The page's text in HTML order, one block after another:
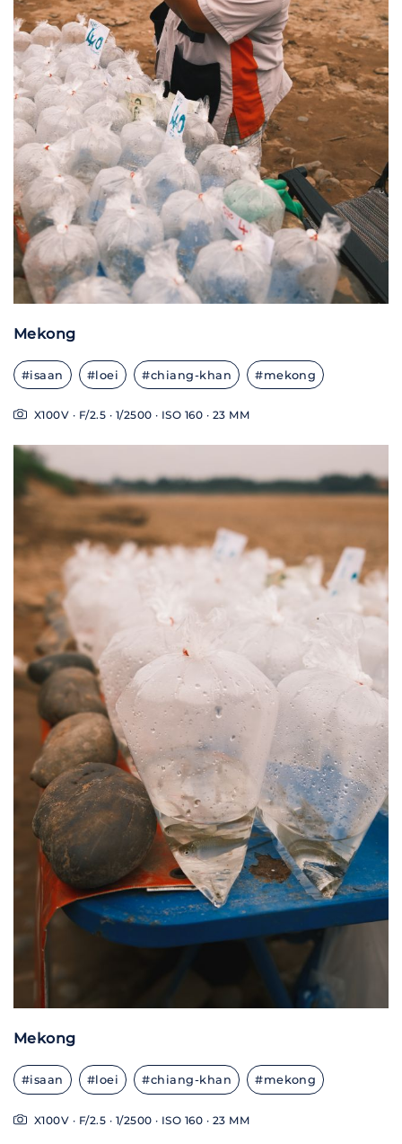
Mekong
#isaan #loei #chiang-khan #mekong
X100V · F/2.5 · 1/2500 · ISO 160 · 23 MM
Mekong
#isaan #loei #chiang-khan #mekong
X100V · F/2.5 · 1/2500 · ISO 160 · 23 MM